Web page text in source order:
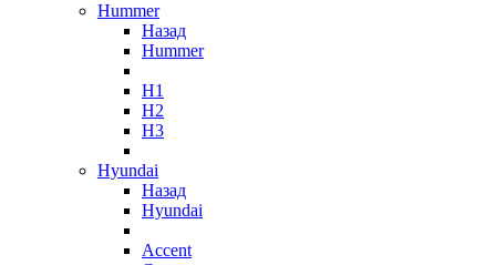
Hummer
Назад
Hummer
H1
H2
H3
Hyundai
Назад
Hyundai
Accent